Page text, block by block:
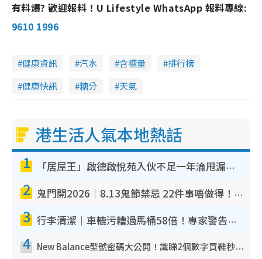
有料爆? 歡迎報料！U Lifestyle WhatsApp 報料專線:
9610 1996
健康資訊 汽水 含糖量
排行榜
健康快訊
糖分 天氣
港生活人氣本地熱話
1 「居屋王」啟德啟悅苑入伙不足一年淪甩漏之王！插頭噴火花致大停電 多戶業主全屋家電報銷
2 鬼門開2026｜8.13鬼節禁忌 22件事唔做得！燒肉、刺身要少食？半夜勿吹口哨/打呢個電話
3 行李清潔｜車轆污糟過馬桶58倍！專家警告忌用酒精抹 教1招免污手除菌
4 New Balance型號密碼大公開！識睇2個數字買鞋秒知功能免中伏 附5大熱門鞋款